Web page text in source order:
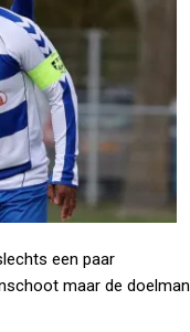
een paar
maar de doelman